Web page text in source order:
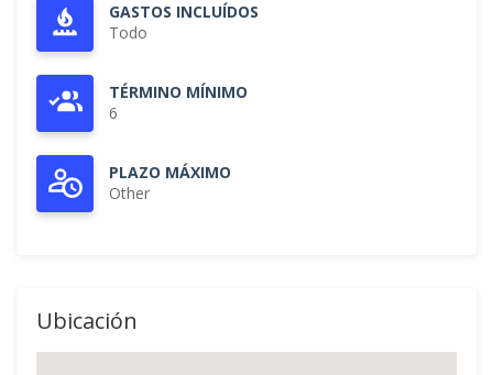
GASTOS INCLUÍDOS
Todo
TÉRMINO MÍNIMO
6
PLAZO MÁXIMO
Other
Ubicación